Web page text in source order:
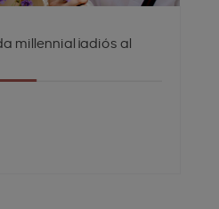
millennial ¡adiós al